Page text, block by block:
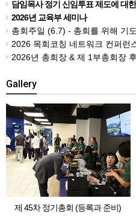
담임목사 정기 신임투표 제도에 대
2026년 교육부 세미나
총회주일 (6.7) - 총회를 위해 기
2026 목회코칭 네트워크 컨퍼런
2026년 총회장 & 제 1부총회장
Gallery
제 45차 정기총회 (등록과 준비)